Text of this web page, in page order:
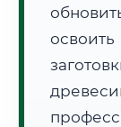
Расчет
• Маршрут
• Экспресс-